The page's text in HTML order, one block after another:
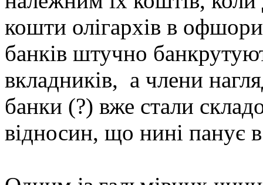
кошти олігархів в
банків штучно
вкладників, а члени
банки (?) вже стали
відносин, що нині панує в